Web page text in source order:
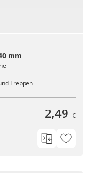
mm
Treppen
2,49 €